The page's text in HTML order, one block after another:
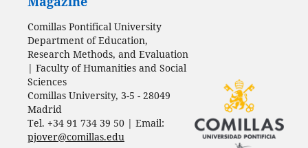
Comillas Pontifical University
Department of Education,
Research Methods, and Evaluation
| Faculty of Humanities and Social
Sciences
Comillas University, 3-5 - 28049
Madrid
Tel. +34 91 734 39 50 | Email:
pjover@comillas.edu